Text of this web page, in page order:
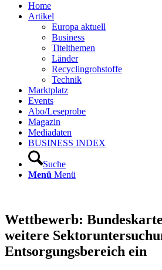
Home
Artikel
Europa aktuell
Business
Titelthemen
Länder
Recyclingrohstoffe
Technik
Marktplatz
Events
Abo/Leseprobe
Magazin
Mediadaten
BUSINESS INDEX
Suche
Menü Menü
Wettbewerb:
weitere
Entsorgungsbereich ein